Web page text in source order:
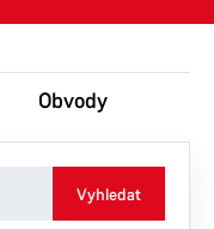
Obvody
Vyhledat